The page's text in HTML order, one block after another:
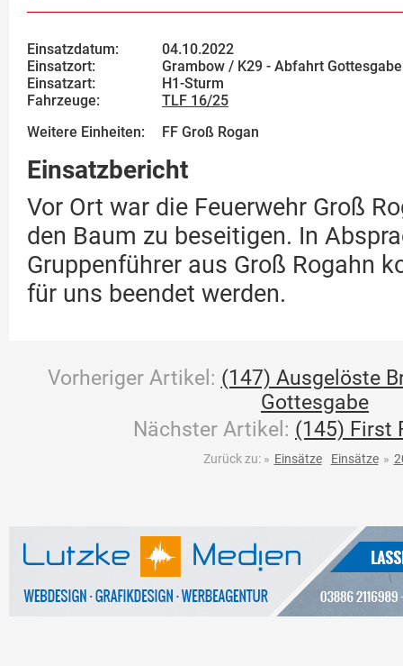
Einsatzdatum:
04.10.2022
Einsatzort:
Grambow / K29 - Abfahrt Gottesgabe
Einsatzart:
H1-Sturm
Fahrzeuge:
TLF 16/25
Weitere Einheiten:
FF Groß Rogan
Einsatzbericht
Vor Ort war die Feuerwehr Groß
den Baum zu beseitigen. In
Gruppenführer aus Groß Rogahn
für uns beendet werden.
Vorheriger Artikel: (147) Ausgelöste
Gottesgabe
Nächster Artikel: (145) First
Zurück zu: » Einsätze Einsätze »